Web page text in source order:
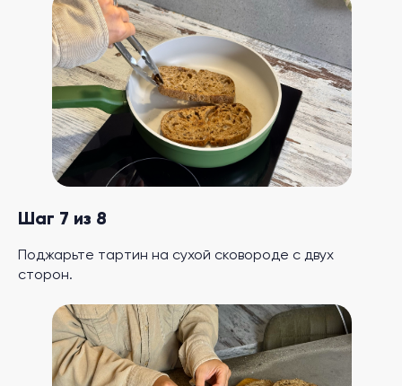
Шаг 7 из 8
Поджарьте тартин на сухой сковороде с двух
сторон.